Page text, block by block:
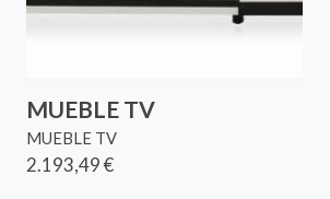
MUEBLE TV
MUEBLE TV
2.193,49 €